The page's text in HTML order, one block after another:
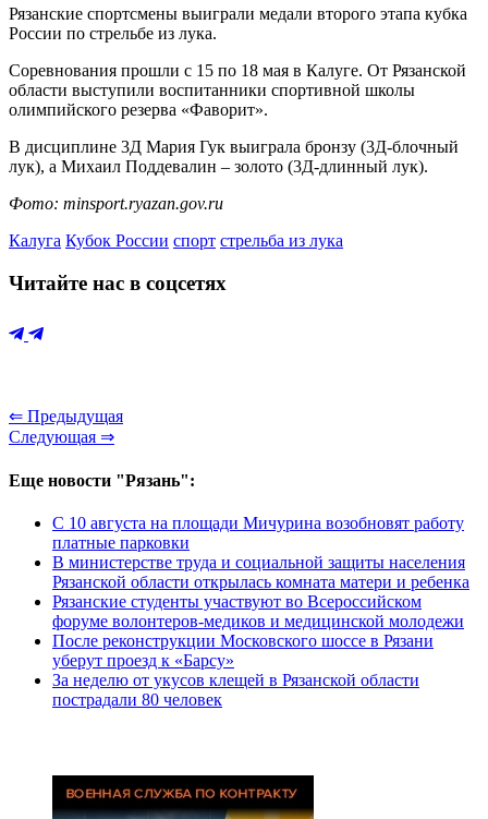
Рязанские спортсмены выиграли медали второго этапа кубка
России по стрельбе из лука.
Соревнования прошли с 15 по 18 мая в Калуге. От Рязанской
области выступили воспитанники спортивной школы
олимпийского резерва «Фаворит».
В дисциплине 3Д Мария Гук выиграла бронзу (3Д-блочный
лук), а Михаил Поддевалин – золото (3Д-длинный лук).
Фото: minsport.ryazan.gov.ru
Калуга Кубок России спорт стрельба из лука
Читайте нас в соцсетях
⇐ Предыдущая
Следующая ⇒
Еще новости "Рязань":
С 10 августа на площади Мичурина возобновят работу
платные парковки
В министерстве труда и социальной защиты населения
Рязанской области открылась комната матери и ребенка
Рязанские студенты участвуют во Всероссийском
форуме волонтеров-медиков и медицинской молодежи
После реконструкции Московского шоссе в Рязани
уберут проезд к «Барсу»
За неделю от укусов клещей в Рязанской области
пострадали 80 человек